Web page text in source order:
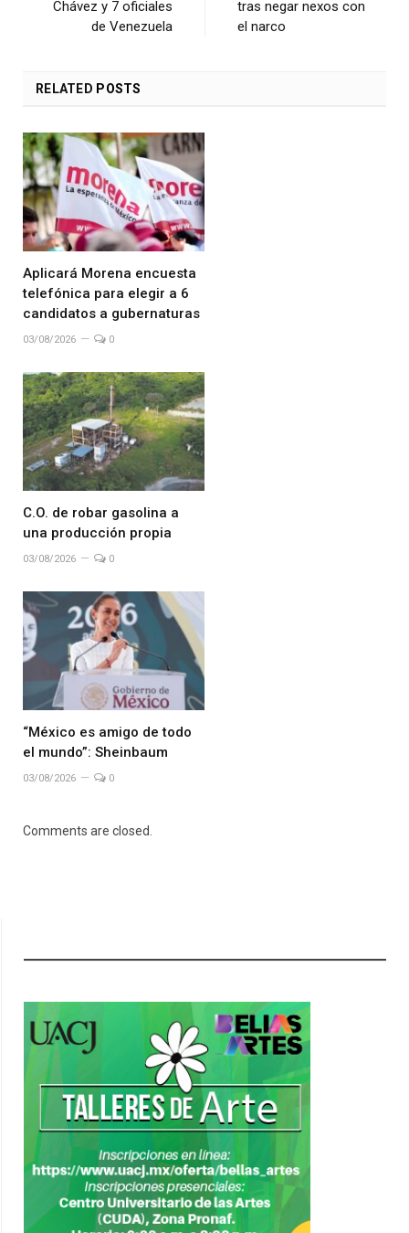
Chávez y 7 oficiales
de Venezuela
tras negar nexos con
el narco
RELATED POSTS
Aplicará Morena encuesta
telefónica para elegir a 6
candidatos a gubernaturas
03/08/2026 0
C.O. de robar gasolina a
una producción propia
03/08/2026 0
“México es amigo de todo
el mundo”: Sheinbaum
03/08/2026 0
Comments are closed.